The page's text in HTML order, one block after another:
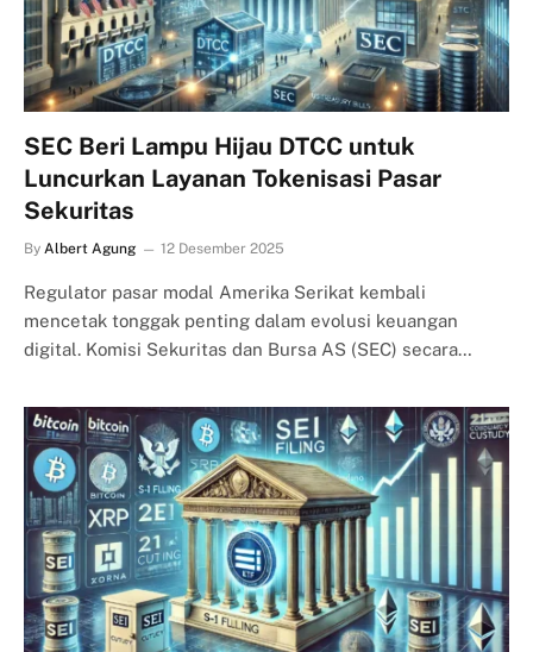
SEC Beri Lampu Hijau DTCC untuk
Luncurkan Layanan Tokenisasi Pasar
Sekuritas
By Albert Agung 12 Desember 2025
Regulator pasar modal Amerika Serikat kembali
mencetak tonggak penting dalam evolusi keuangan
digital. Komisi Sekuritas dan Bursa AS (SEC) secara…